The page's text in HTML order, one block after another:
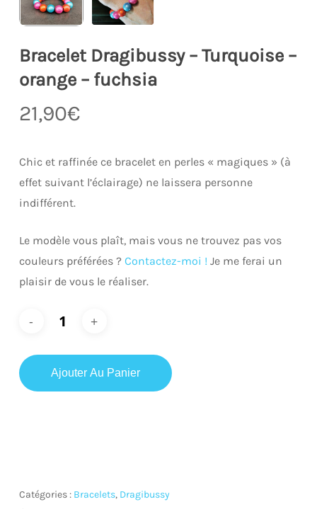
Bracelet Dragibussy – Turquoise –
orange – fuchsia
21,90€
Chic et raffinée ce bracelet en perles « magiques » (à
effet suivant l’éclairage) ne laissera personne
indifférent.
Le modèle vous plaît, mais vous ne trouvez pas vos
couleurs préférées ? Contactez-moi ! Je me ferai un
plaisir de vous le réaliser.
Ajouter Au Panier
Catégories : Bracelets, Dragibussy